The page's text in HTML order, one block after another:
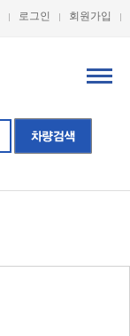
로그인 회원가입